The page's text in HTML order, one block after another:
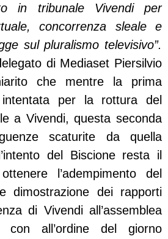
in tribunale Vivendi per
concorrenza sleale e
sul pluralismo televisivo”.
di Mediaset Piersilvio
che mentre la prima
per la rottura del
a Vivendi, questa seconda
scaturite da quella
del Biscione resta il
l’adempimento del
dimostrazione dei rapporti
di Vivendi all’assemblea
all’ordine del giorno